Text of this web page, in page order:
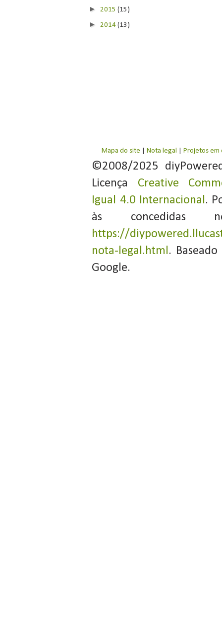
► 2015(15)
► 2014(13)
Mapa do site Nota legal Projetos em
©2008/2025
Licença Creative
Igual 4.0 Internacional.
às concedidas
https://
nota-legal.html.
Google.